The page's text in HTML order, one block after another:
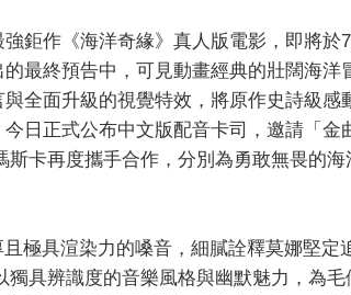
鉅作《海洋奇緣》真人版電影，即將於
最終預告中，可見動畫經典的壯闊海洋
全面升級的視覺特效，將原作史詩級
日正式公布中文版配音卡司，邀請「金
斯卡再度攜手合作，分別為勇敢無畏的
極具渲染力的嗓音，細膩詮釋莫娜堅定
獨具辨識度的音樂風格與幽默魅力，為